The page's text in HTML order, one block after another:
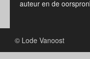
auteur en de
© Lode Vanoost